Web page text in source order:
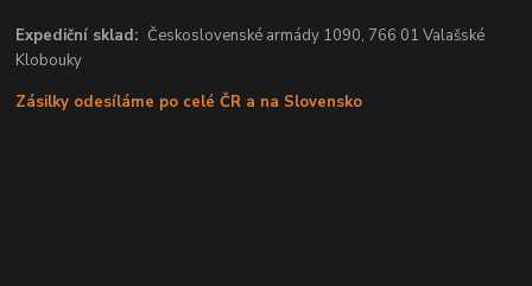
Expediční sklad:Československé armády 1090, 766 01 Valašské
Klobouky
Zásilky odesíláme po celé ČR a na Slovensko